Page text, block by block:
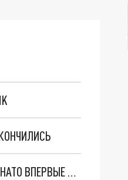
"ОЧЕНЬ ПЛОХИЕ НОВОСТИ": БОЛЬШАЯ ОШИБКА PALANTIR В РОССИИ. СТРАНЫ НАТО ВПЕРВЫЕ ЗА СВО ОСТАНОВИЛИ ПОСТАВКИ ОРУЖИЯ. ВСУ ТЕРЯЮТ ПРИГРАНИЧЬЕ?